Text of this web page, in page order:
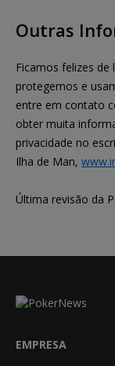
Outras
Ficamos felizes
protegemos e
entre em contato
obter muita
privacidade no
Ilha de Man,
Última revisão da
EMPRESA